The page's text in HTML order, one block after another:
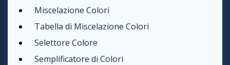
Miscelazione Colori
Tabella di Miscelazione Colori
Selettore Colore
Semplificatore di Colori